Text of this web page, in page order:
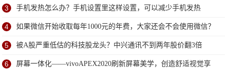
方案
3 手机发热怎么办？手机设置里这样设置，可以减少手机发热
4 如果微信开始收取每年1000元的年费，大家还会不会使用微信？
5 被A股严重低估的科技股龙头？中兴通讯不到两年股价翻3倍
6 屏幕一体化——vivoAPEX2020刷新屏幕美学，创造舒适视觉享